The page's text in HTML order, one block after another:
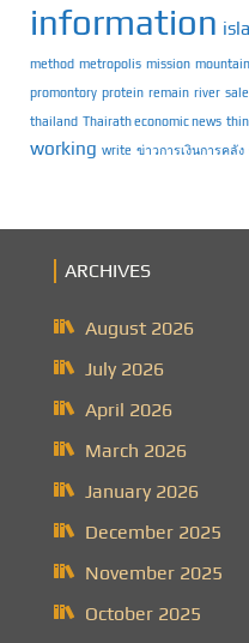
information
method metropolis mission
promontory protein remain river
thailand Thairath economic news
working write ข่าวการเงินการคลัง
ARCHIVES
August 2026
July 2026
April 2026
March 2026
January 2026
December 2025
November 2025
October 2025